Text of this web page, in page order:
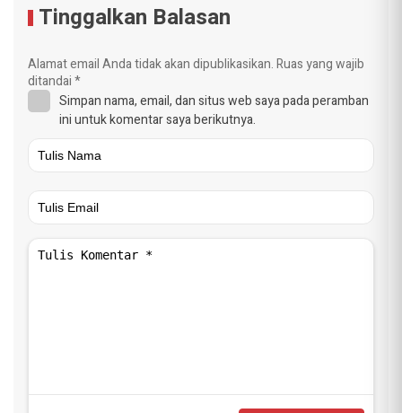
Tinggalkan Balasan
Alamat email Anda tidak akan dipublikasikan.Ruas yang wajib
ditandai*
Simpan nama, email, dan situs web saya pada peramban
ini untuk komentar saya berikutnya.